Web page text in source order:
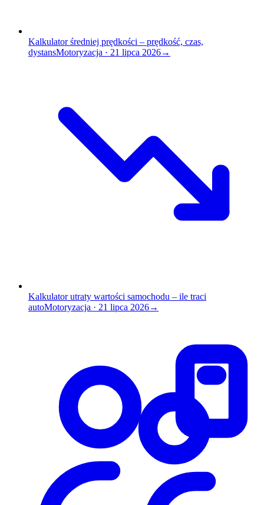
Kalkulator średniej prędkości – prędkość, czas,
dystansMotoryzacja · 21 lipca 2026→
Kalkulator utraty wartości samochodu – ile traci
autoMotoryzacja · 21 lipca 2026→